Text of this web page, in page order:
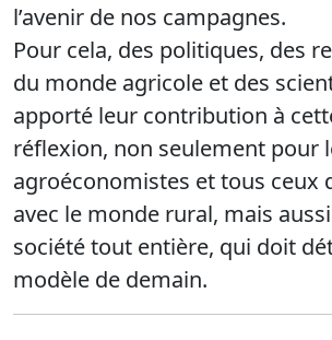
l’avenir de nos campagnes.
Pour cela, des politiques, des
du monde agricole et des
apporté leur contribution à
réflexion, non seulement pour
agroéconomistes et tous ceux
avec le monde rural, mais
société tout entière, qui doit
modèle de demain.